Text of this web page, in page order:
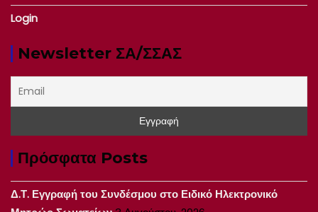
Login
Newsletter ΣΑ/ΣΣΑΣ
Πρόσφατα Posts
Δ.Τ. Εγγραφή του Συνδέσμου στο Ειδικό Ηλεκτρονικό